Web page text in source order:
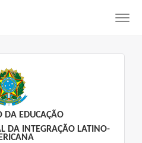
DA EDUCAÇÃO
DA INTEGRAÇÃO LATINO-